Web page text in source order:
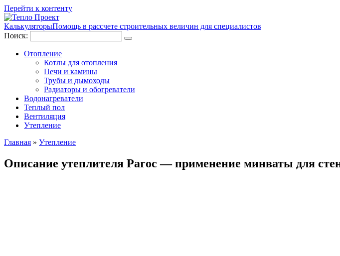
Перейти к контенту
КалькуляторыПомощь в рассчете строительных величин для специалистов
Поиск:
Отопление
Котлы для отопления
Печи и камины
Трубы и дымоходы
Радиаторы и обогреватели
Водонагреватели
Теплый пол
Вентиляция
Утепление
Главная » Утепление
Описание утеплителя Paroc — применение минваты для